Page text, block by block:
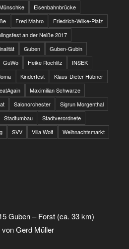
Eisenbahnbrücke
Fred Mahro
Friedrich-Wilke-Platz
an der Neiße 2017
Guben
Guben-Gubin
GuWo Heike Rochlitz
INSEK
Kinderfest
Klaus-Dieter Hübner
Maximilian Schwarze
Salonorchester
Sigrun Morgenthal
Stadtumbau
Stadtverordnete
SVV Villa Wolf Weihnachtsmarkt
Guben – Forst (ca. 33 km)
Gerd Müller